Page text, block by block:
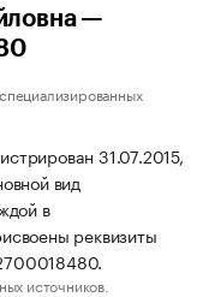
—
31.07.2015,
вид
в
реквизиты
источников.